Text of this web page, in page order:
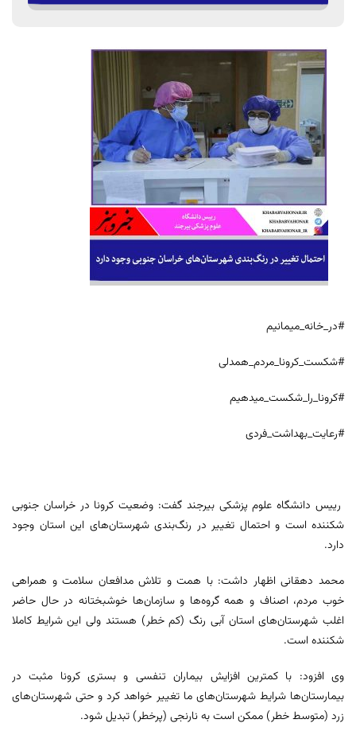
#در_خانه_میمانیم
#شکست_کرونا_مردم_همدلی
#کرونا_را_شکست_میدهیم
#رعایت_بهداشت_فردی
رییس دانشگاه علوم پزشکی بیرجند گفت: وضعیت کرونا در خراسان جنوبی
شکننده است و احتمال تغییر در رنگ‌بندی شهرستان‌های این استان وجود
دارد.
محمد دهقانی اظهار داشت: با همت و تلاش مدافعان سلامت و همراهی
خوب مردم، اصناف و همه گروه‌ها و سازمان‌ها خوشبختانه در حال حاضر
اغلب شهرستان‌های استان آبی رنگ (کم خطر) هستند ولی این شرایط کاملا
شکننده است.
وی افزود: با کمترین افزایش بیماران تنفسی و بستری کرونا مثبت در
بیمارستان‌ها شرایط شهرستان‌های ما تغییر خواهد کرد و حتی شهرستان‌های
زرد (متوسط خطر) ممکن است به نارنجی (پرخطر) تبدیل شود.